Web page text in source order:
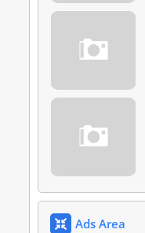
Ads Area